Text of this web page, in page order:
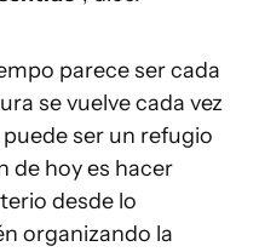
parece ser cada
se vuelve cada vez
ser un refugio
de hoy es hacer
desde lo
organizando la